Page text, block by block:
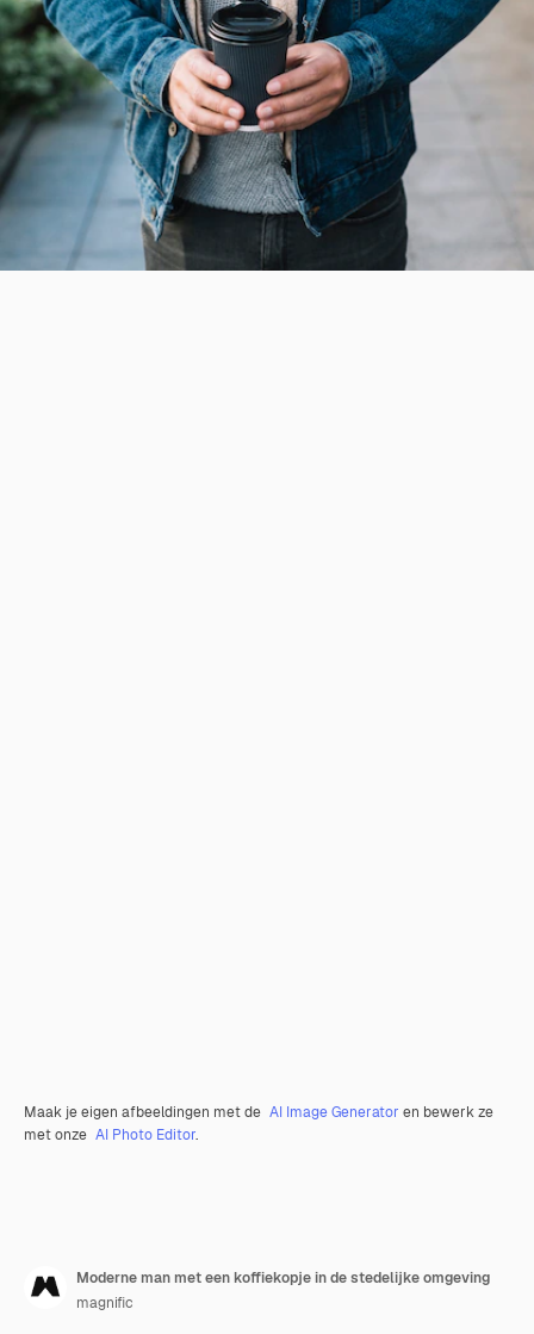
Maak je eigen afbeeldingen met de AI Image Generator en bewerk ze
met onze AI Photo Editor.
Moderne man met een koffiekopje in de stedelijke omgeving
magnific